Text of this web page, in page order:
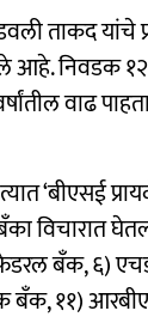
ताकद यांचे
आहे. निवडक
वाढ
‘बीएसई
विचारात
बँक, ६)
बँक, ११)